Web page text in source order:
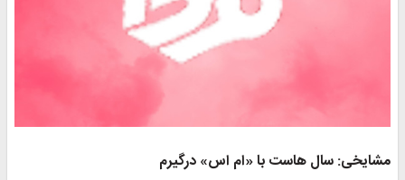
مشایخی: سال هاست با «ام اس» درگیرم